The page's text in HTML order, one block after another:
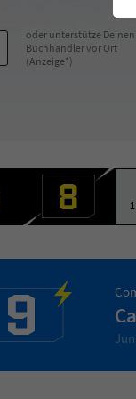
oder unterstütze Deinen
Buchhändler vor Ort
(Anzeige*)
8
1
9